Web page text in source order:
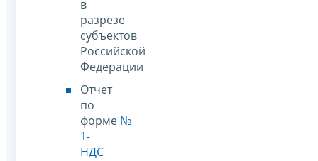
в
разрезе
субъектов
Российской
Федерации
Отчет
по
форме №
1-
НДС